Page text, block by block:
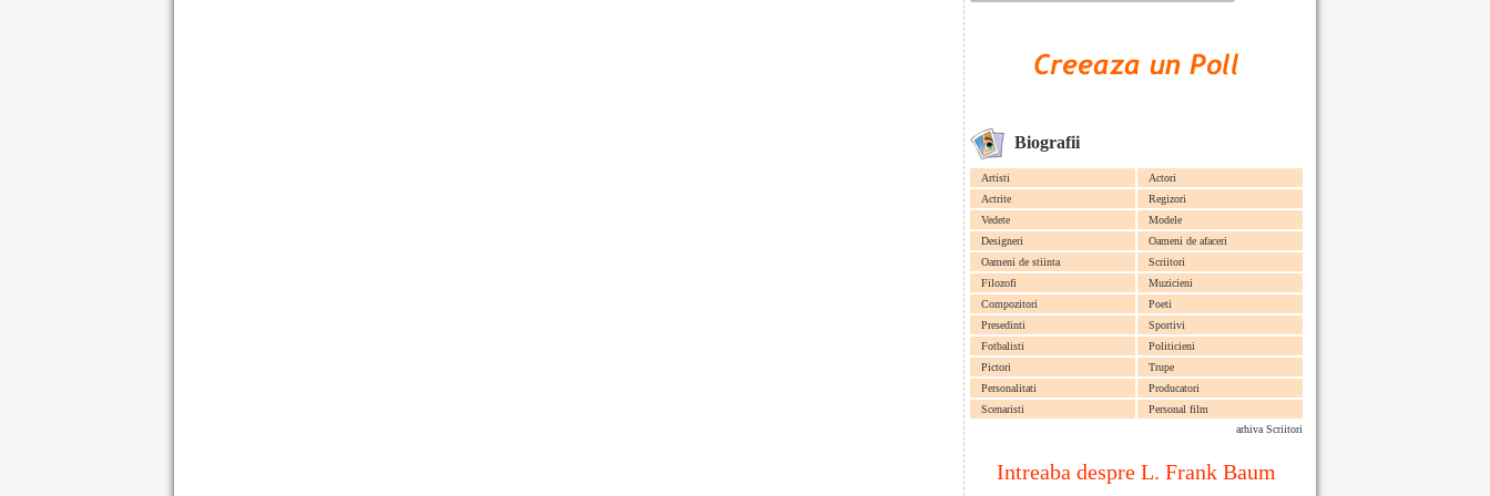
Biografii
Artisti
Actori
Actrite
Regizori
Vedete
Modele
Designeri
Oameni de afaceri
Oameni de stiinta
Scriitori
Filozofi
Muzicieni
Compozitori
Poeti
Presedinti
Sportivi
Fotbalisti
Politicieni
Pictori
Trupe
Personalitati
Producatori
Scenaristi
Personal film
arhiva Scriitori
Intreaba despre L. Frank Baum